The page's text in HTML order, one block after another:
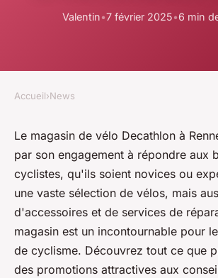
Valentin•7 février 2025•6 min
Accueil›News
Le magasin de vélo Decathlon à
par son engagement à répondre aux
cyclistes, qu'ils soient novices ou
une vaste sélection de vélos, mais
d'accessoires et de services de
magasin est un incontournable pour
de cyclisme. Découvrez tout ce que
des promotions attractives aux